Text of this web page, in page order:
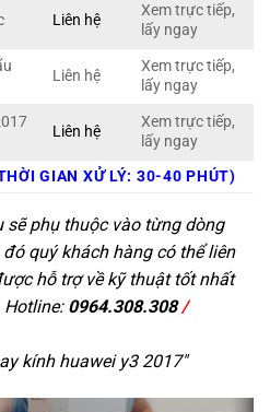
Liên hệ
Xem trực tiếp,
lấy ngay
Liên hệ
Xem trực tiếp,
lấy ngay
Liên hệ
Xem trực tiếp,
lấy ngay
GIAN XỬ LÝ: 30-40 PHÚT)
phụ thuộc vào từng dòng
quý khách hàng có thể liên
hỗ trợ về kỹ thuật tốt nhất
Hotline: 0964.308.308/
kính huawei y3 2017"